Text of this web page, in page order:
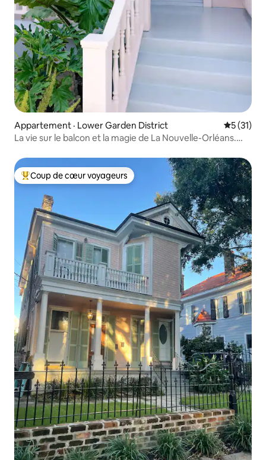
Appartement · Lower Garden District Note
5 (31)
La vie sur le balcon et la magie de La Nouvelle-Orléans.
Coup de cœur voyageurs parmi les plus aimés
Coup de cœur voyageurs